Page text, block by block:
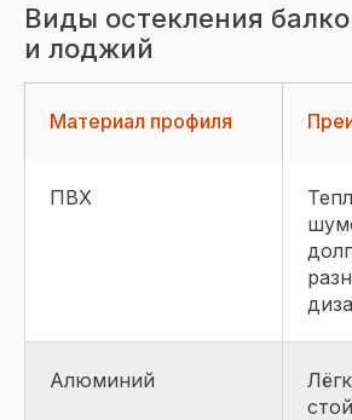
Виды остекления
и лоджий
Материал профиля
ПВХ
Алюминий
оптимальный момент
для установки